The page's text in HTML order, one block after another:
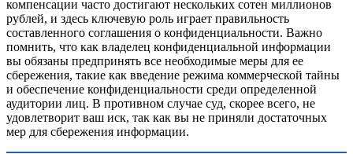
компенсации часто достигают нескольких сотен миллионов
рублей, и здесь ключевую роль играет правильность
составленного соглашения о конфиденциальности. Важно
помнить, что как владелец конфиденциальной информации
вы обязаны предпринять все необходимые меры для ее
сбережения, такие как введение режима коммерческой тайны
и обеспечение конфиденциальности среди определенной
аудитории лиц. В противном случае суд, скорее всего, не
удовлетворит ваш иск, так как вы не приняли достаточных
мер для сбережения информации.